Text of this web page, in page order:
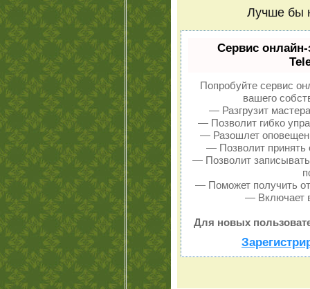
Лучше бы
Сервис
Попробуйте сервис
вашего
— Разгрузит
— Позволит гибко
— Разошлет
— Позволит принять
— Позволит
— Поможет получить
— Включает
Для новых